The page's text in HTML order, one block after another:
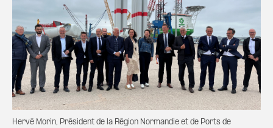
Hervé Morin, Président de la Région Normandie et de Ports de